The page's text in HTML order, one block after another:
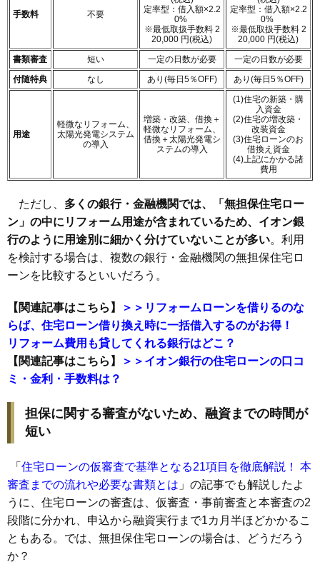
手数料 不要
定率型：借入額×2.2
0%
※最低取扱手数料 2
20,000 円(税込)
定率型：借入額×2.2
0%
※最低取扱手数料 2
20,000 円(税込)
書類審査
短い 一定の日数が必要
一定の日数が必要
付随特典
なし あり(毎日5％OFF) あり(毎日5％OFF)
用途
軽微なリフォーム、
太陽光発電システム
の導入
増築・改築、借換＋
軽微なリフォーム、
借換＋太陽光発電シ
ステムの導入
(1)住宅の新築・購
入資金
(2)住宅の増改築・
改装資金
(3)住宅ローンのお
借換え資金
(4)上記にかかる諸
費用
ただし、 多くの銀行・金融機関では、「無担保住宅ロー
ン」の中にリフォーム用途が含まれているため、イオン銀
行のように用途別に細かく分けていないことが多い。利用
を検討する場合は、複数の銀行・金融機関の無担保住宅ロ
ーンを比較するといいだろう。
【関連記事はこちら】
＞＞リフォームローンを借りるのな
らば、住宅ローン借り換え時に一括借入するのがお得！
リフォーム費用も貸してくれる銀行はどこ？
【関連記事はこちら】
＞＞イオン銀行の住宅ローンの口コ
ミ・金利・手数料は？
担保に関する審査がないため、融資までの時間が
短い
「 住宅ローンの仮審査で基準となる21項目を徹底解説！ 本
審査までの流れや必要な書類とは 」の記事でも解説したよ
うに、住宅ローンの審査は、仮審査・事前審査と本審査の2
段階に分かれ、申込から融資実行まで1カ月半ほどかかるこ
ともある。では、無担保住宅ローンの場合は、どうだろう
か？